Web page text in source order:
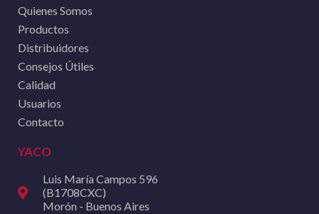
Quienes Somos
Productos
Distribuidores
Consejos Útiles
Calidad
Usuarios
Contacto
YACO
Luis María Campos 596
(B1708CXC)
Morón - Buenos Aires